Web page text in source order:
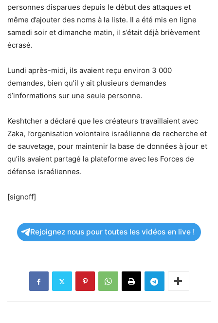
personnes disparues depuis le début des attaques et
même d’ajouter des noms à la liste. Il a été mis en ligne
samedi soir et dimanche matin, il s’était déjà brièvement
écrasé.
Lundi après-midi, ils avaient reçu environ 3 000
demandes, bien qu’il y ait plusieurs demandes
d’informations sur une seule personne.
Keshtcher a déclaré que les créateurs travaillaient avec
Zaka, l’organisation volontaire israélienne de recherche et
de sauvetage, pour maintenir la base de données à jour et
qu’ils avaient partagé la plateforme avec les Forces de
défense israéliennes.
[signoff]
Rejoignez nous pour toutes les vidéos en live !